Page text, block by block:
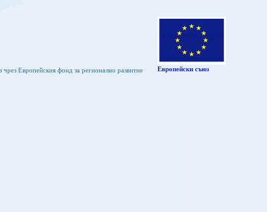
Европейския фонд за регионално развитие Европейски съюз